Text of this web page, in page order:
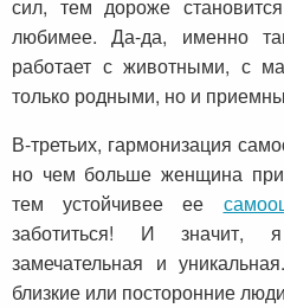
сил, тем дороже
любимее. Да-да, именно
работает с животными, с
только родными, но и
В-третьих, гармонизация
но чем больше женщина
тем устойчивее ее
заботиться! И
замечательная и
близкие или посторонние